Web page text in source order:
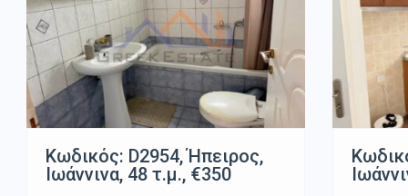
Κωδικός: D2954, Ήπειρος,
Ιωάννινα, 48 τ.μ., €350